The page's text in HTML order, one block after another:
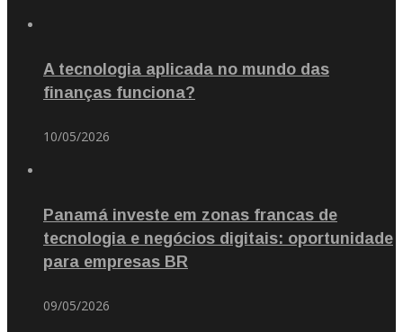
A tecnologia aplicada no mundo das
finanças funciona?
10/05/2026
Panamá investe em zonas francas de
tecnologia e negócios digitais: oportunidade
para empresas BR
09/05/2026